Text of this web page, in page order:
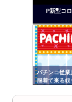
Powered by
P新型コ
パチンコ従業
服着て来る奴
定リ
ンク
自動
更新
ツー